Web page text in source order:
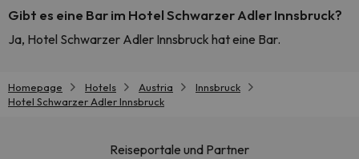
Gibt es eine Bar im Hotel Schwarzer Adler Innsbruck?
Ja, Hotel Schwarzer Adler Innsbruck hat eine Bar.
Homepage Hotels Austria
Innsbruck
Hotel Schwarzer Adler Innsbruck
Reiseportale und Partner